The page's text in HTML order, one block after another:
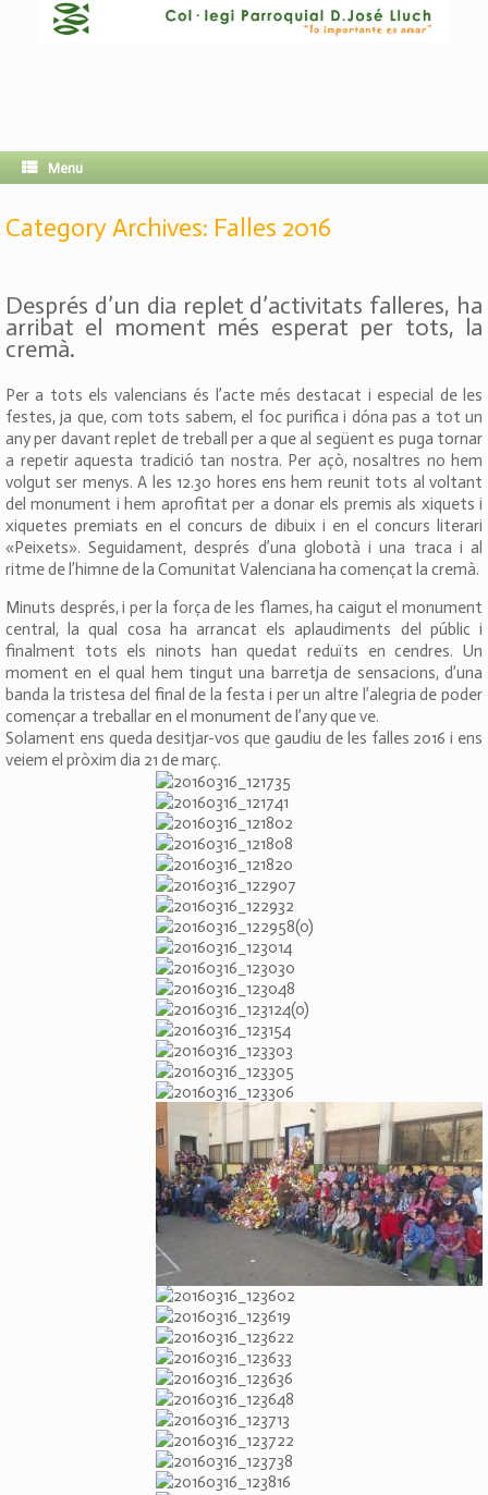
Menu
Category Archives: Falles 2016
Després d’un dia replet d’activitats falleres, ha
arribat el moment més esperat per tots, la
cremà.
Per a tots els valencians és l’acte més destacat i especial de les
festes, ja que, com tots sabem, el foc purifica i dóna pas a tot un
any per davant replet de treball per a que al següent es puga tornar
a repetir aquesta tradició tan nostra. Per açò, nosaltres no hem
volgut ser menys. A les 12.30 hores ens hem reunit tots al voltant
del monument i hem aprofitat per a donar els premis als xiquets i
xiquetes premiats en el concurs de dibuix i en el concurs literari
«Peixets». Seguidament, després d’una globotà i una traca i al
ritme de l’himne de la Comunitat Valenciana ha començat la cremà.
Minuts després, i per la força de les flames, ha caigut el monument
central, la qual cosa ha arrancat els aplaudiments del públic i
finalment tots els ninots han quedat reduïts en cendres. Un
moment en el qual hem tingut una barretja de sensacions, d’una
banda la tristesa del final de la festa i per un altre l’alegria de poder
començar a treballar en el monument de l’any que ve.
Solament ens queda desitjar-vos que gaudiu de les falles 2016 i ens
veiem el pròxim dia 21 de març.